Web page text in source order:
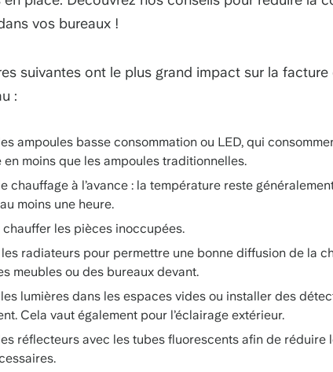
vos bureaux !
suivantes ont le plus grand impact sur la facture
:
ampoules basse consommation ou LED, qui
en moins que les ampoules traditionnelles.
chauffage à l’avance : la température reste
moins une heure.
chauffer les pièces inoccupées.
radiateurs pour permettre une bonne diffusion de la
meubles ou des bureaux devant.
lumières dans les espaces vides ou installer des
Cela vaut également pour l’éclairage extérieur.
réflecteurs avec les tubes fluorescents afin de réduire